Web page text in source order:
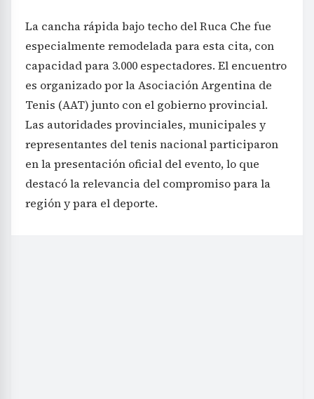
La cancha rápida bajo techo del Ruca Che fue
especialmente remodelada para esta cita, con
capacidad para 3.000 espectadores. El encuentro
es organizado por la Asociación Argentina de
Tenis (AAT) junto con el gobierno provincial.
Las autoridades provinciales, municipales y
representantes del tenis nacional participaron
en la presentación oficial del evento, lo que
destacó la relevancia del compromiso para la
región y para el deporte.